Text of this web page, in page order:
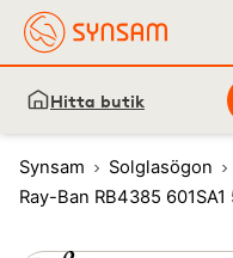
Hitta butik
Synsam Solglasögon
Ray-Ban RB4385 601SA1